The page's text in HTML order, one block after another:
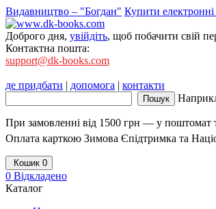
Видавництво – "Богдан" Купити
Доброго дня, увійдіть, щоб побачити свій
Контактна пошта:
support@dk-books.com
де придбати | допомога | контакти
При замовленні від 1500 грн — у поштомат
Оплата карткою Зимова Єпідтримка та
Кошик 0
0 Відкладено
Каталог